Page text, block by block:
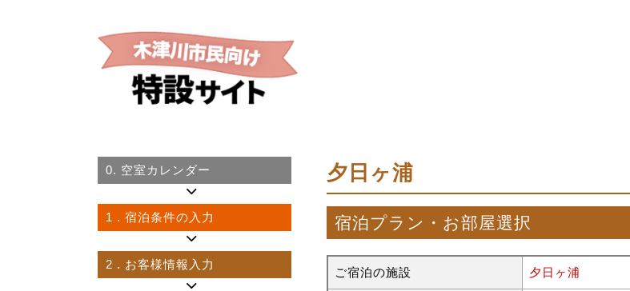
0. 空室カレンダー
1 . 宿泊条件の入力
2 . お客様情報入力
夕日ヶ浦
宿泊プラン・お部屋選択
ご宿泊の施設 夕日ヶ浦